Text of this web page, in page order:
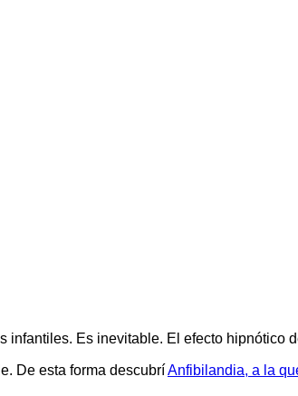
Es inevitable. El efecto hipnótico
De esta forma descubríAnfibilandia, a la